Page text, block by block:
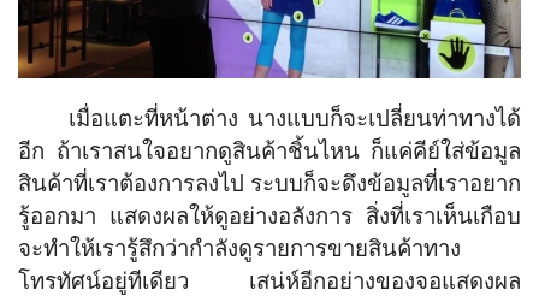
เมื่อแตะที่หน้าต่าง นางแบบก็จะเปลี่ยนท่าทางได้
อีก ถ้าเราสนใจอยากดูสินค้าชิ้นไหน ก็แค่คีย์ใส่ข้อมูล
สินค้าที่เราต้องการลงไป ระบบก็จะดึงข้อมูลที่เราอยาก
รู้ออกมา แสดงผลให้ดูอย่างอลังการ สิ่งที่เราเห็นเกือบ
จะทำให้เรารู้สึกว่ากำลังดูรายการขายสินค้าทาง
โทรทัศน์อยู่ทีเดียว เสน่ห์อีกอย่างของจอแสดงผล